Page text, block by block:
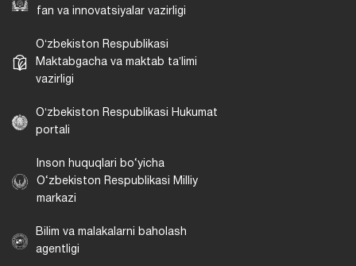
fan va innovatsiyalar vazirligi
Oʻzbekiston Respublikasi
Maktabgacha va maktab taʼlimi
vazirligi
Oʻzbekiston Respublikasi Hukumat
portali
Inson huquqlari bo‘yicha
O‘zbekiston Respublikasi Milliy
markazi
Bilim va malakalarni baholash
agentligi